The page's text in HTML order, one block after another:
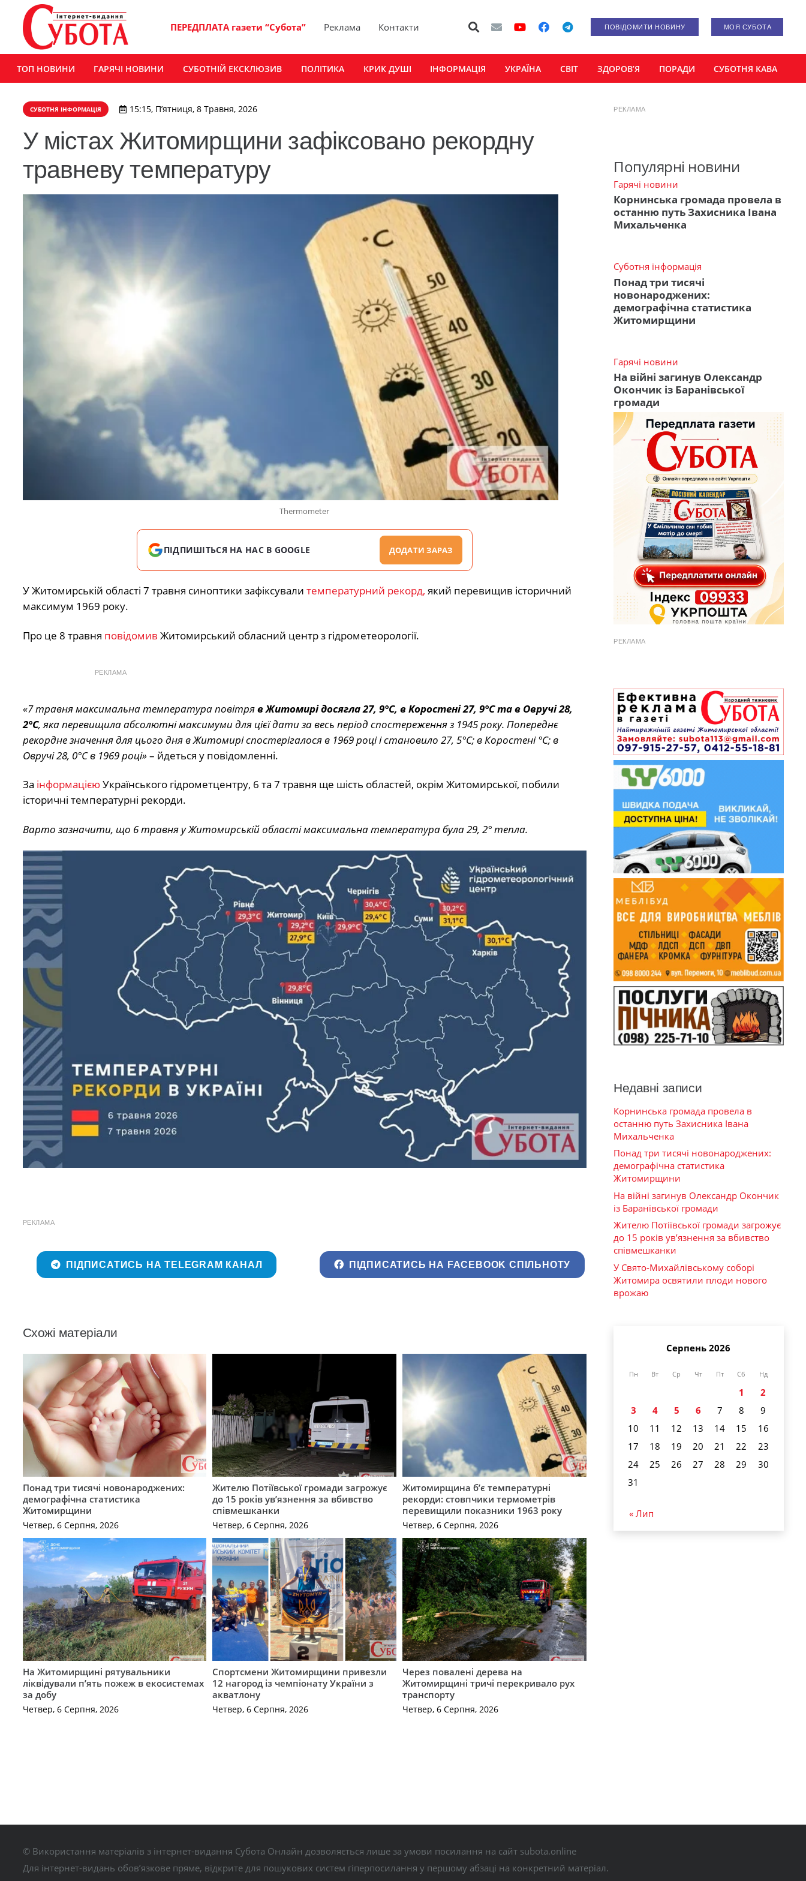
ПЕРЕДПЛАТА газети “Субота” Реклама Контакти ПОВІДОМИТИ НОВИНУ МОЯ СУБОТА
ТОП НОВИНИ ГАРЯЧІ НОВИНИ СУБОТНІЙ ЕКСКЛЮЗИВ ПОЛІТИКА КРИК ДУШІ ІНФОРМАЦІЯ УКРАЇНА СВІТ ЗДОРОВ’Я ПОРАДИ СУБОТНЯ КАВА
СУБОТНЯ ІНФОРМАЦІЯ 15:15, П’ятниця, 8 Травня, 2026
У містах Житомирщини зафіксовано рекордну
травневу температуру
Thermometer
ПІДПИШІТЬСЯ НА НАС В GOOGLE ДОДАТИ ЗАРАЗ
У Житомирській області 7 травня синоптики зафіксували температурний рекорд, який перевищив історичний
максимум 1969 року.
Про це 8 травня повідомив Житомирський обласний центр з гідрометеорології.
РЕКЛАМА
«7 травня максимальна температура повітряв Житомирі досягла 27, 9°C, в Коростені 27, 9°C та в Овручі 28,
2°C, яка перевищила абсолютні максимуми для цієї дати за весь період спостереження з 1945 року. Попереднє
рекордне значення для цього дня в Житомирі спостерігалося в 1969 році і становило 27, 5°C;в Коростені °C; в
Овручі 28, 0°C в 1969 році»– йдеться у повідомленні.
За інформацієюУкраїнського гідрометцентру, 6 та 7 травня ще шість областей, окрім Житомирської, побили
історичні температурні рекорди.
Варто зазначити, що 6 травня у Житомирській області максимальна температура була 29, 2° тепла.
РЕКЛАМА
ПІДПИСАТИСЬ НА TELEGRAM КАНАЛ ПІДПИСАТИСЬ НА FACEBOOK СПІЛЬНОТУ
Схожі матеріали
Понад три тисячі новонароджених:
демографічна статистика
Житомирщини
Четвер, 6 Серпня, 2026
Жителю Потіївської громади загрожує
до 15 років ув’язнення за вбивство
співмешканки
Четвер, 6 Серпня, 2026
Житомирщина б’є температурні
рекорди: стовпчики термометрів
перевищили показники 1963 року
Четвер, 6 Серпня, 2026
На Житомирщині рятувальники
ліквідували п’ять пожеж в екосистемах
за добу
Четвер, 6 Серпня, 2026
Спортсмени Житомирщини привезли
12 нагород із чемпіонату України з
акватлону
Четвер, 6 Серпня, 2026
Через повалені дерева на
Житомирщині тричі перекривало рух
транспорту
Четвер, 6 Серпня, 2026
РЕКЛАМА
Популярні новини
Гарячі новини
Корнинська громада провела в
останню путь Захисника Івана
Михальченка
Суботня інформація
Понад три тисячі
новонароджених:
демографічна статистика
Житомирщини
Гарячі новини
На війні загинув Олександр
Окончик із Баранівської
громади
РЕКЛАМА
Недавні записи
Корнинська громада провела в
останню путь Захисника Івана
Михальченка
Понад три тисячі новонароджених:
демографічна статистика
Житомирщини
На війні загинув Олександр Окончик
із Баранівської громади
Жителю Потіївської громади загрожує
до 15 років ув’язнення за вбивство
співмешканки
У Свято-Михайлівському соборі
Житомира освятили плоди нового
врожаю
Серпень 2026
Пн Вт Ср Чт Пт Сб Нд
1
2
3
4 5 6 7 8
9
10
11 12 13 14 15
16
17
18 19 20 21 22
23
24
25 26 27 28 29
30
31
« Лип
© Використання матеріалів з інтернет-видання Субота Онлайн дозволяється лише за умови посилання на сайт subota.online
Для інтернет-видань обов’язкове пряме, відкрите для пошукових систем гіперпосилання у першому абзаці на конкретний матеріал.